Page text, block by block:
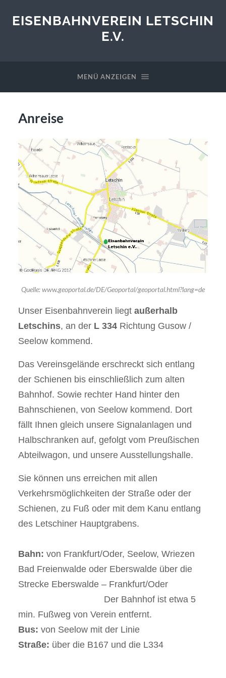
EISENBAHNVEREIN LETSCHIN
E.V.
MENÜ ANZEIGEN
Anreise
Quelle: www.geoportal.de/DE/Geoportal/geoportal.html?lang=de
Unser Eisenbahnverein liegt außerhalb
Letschins, an derL 334Richtung Gusow /
Seelow kommend.
Das Vereinsgelände erschreckt sich entlang
der Schienen bis einschließlich zum alten
Bahnhof. Sowie rechter Hand hinter den
Bahnschienen, von Seelow kommend. Dort
fällt Ihnen gleich unsere Signalanlagen und
Halbschranken auf, gefolgt vom Preußischen
Abteilwagon, und unsere Ausstellungshalle.
Sie können uns erreichen mit allen
Verkehrsmöglichkeiten der Straße oder der
Schienen, zu Fuß oder mit dem Kanu entlang
des Letschiner Hauptgrabens.
Bahn: von Frankfurt/Oder, Seelow, Wriezen
Bad Freienwalde oder Eberswalde über die
Strecke Eberswalde – Frankfurt/Oder
Der Bahnhof ist etwa 5
min. Fußweg von Verein entfernt.
Bus: von Seelow mit der Linie
Straße: über die B167 und die L334